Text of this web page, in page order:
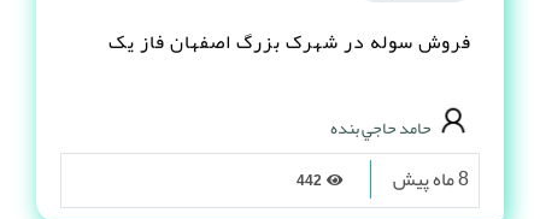
فروش سوله در شهرک بزرگ اصفهان فاز یک
حامد حاجي بنده
8 ماه پیش